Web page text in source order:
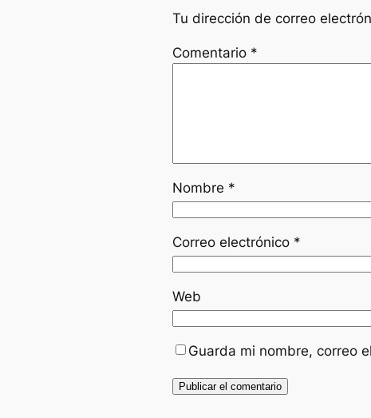
Tu dirección de correo
Comentario *
Nombre *
Correo electrónico *
Web
Guarda mi nombre, correo